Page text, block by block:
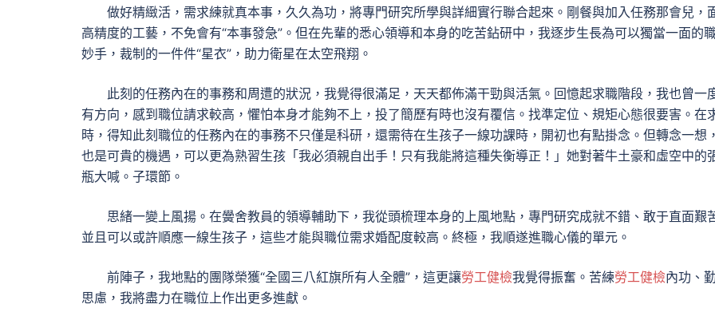
做好精緻活，需求練就真本事，久久為功，將專門研究所學與詳細實行聯合起來。剛餐與加入任務那會兒，
高精度的工藝，不免會有“本事發急”。但在先輩的悉心領導和本身的吃苦鉆研中，我逐步生長為可以獨當一面的
妙手，裁制的一件件“星衣”，助力衛星在太空飛翔。
此刻的任務內在的事務和周遭的狀況，我覺得很滿足，天天都佈滿干勁與活氣。回憶起求職階段，我也曾一
有方向，感到職位請求較高，懼怕本身才能夠不上，投了簡歷有時也沒有覆信。找準定位、規矩心態很要害。在
時，得知此刻職位的任務內在的事務不只僅是科研，還需待在生孩子一線功課時，開初也有點掛念。但轉念一想
也是可貴的機遇，可以更為熟習生孩「我必須親自出手！只有我能將這種失衡導正！」她對著牛土豪和虛空中的
瓶大喊。子環節。
思緒一變上風揚。在黌舍教員的領導輔助下，我從頭梳理本身的上風地點，專門研究成就不錯、敢于直面艱
並且可以或許順應一線生孩子，這些才能與職位需求婚配度較高。終極，我順遂進職心儀的單元。
前陣子，我地點的團隊榮獲“全國三八紅旗所有人全體”，這更讓勞工健檢我覺得振奮。苦練勞工健檢內功、
思慮，我將盡力在職位上作出更多進獻。